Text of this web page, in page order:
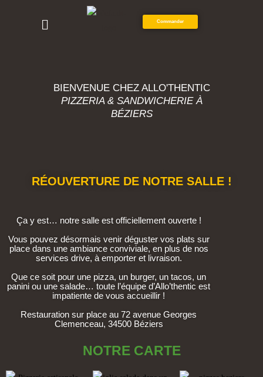
Commander
BIENVENUE CHEZ ALLO'THENTIC
PIZZERIA & SANDWICHERIE À
BÉZIERS
RÉOUVERTURE DE NOTRE SALLE !
Ça y est… notre salle est officiellement ouverte !
Vous pouvez désormais venir déguster vos plats sur
place dans une ambiance conviviale, en plus de nos
services drive, à emporter et livraison.
Que ce soit pour une pizza, un burger, un tacos, un
panini ou une salade… toute l’équipe d’Allo’thentic est
impatiente de vous accueillir !
Restauration sur place au 72 avenue Georges
Clemenceau, 34500 Béziers
NOTRE CARTE